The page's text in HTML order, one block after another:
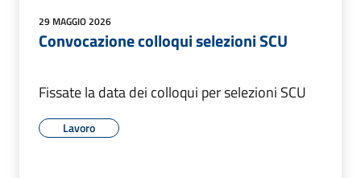
29 MAGGIO 2026
Convocazione colloqui selezioni SCU
Fissate la data dei colloqui per selezioni SCU
Lavoro